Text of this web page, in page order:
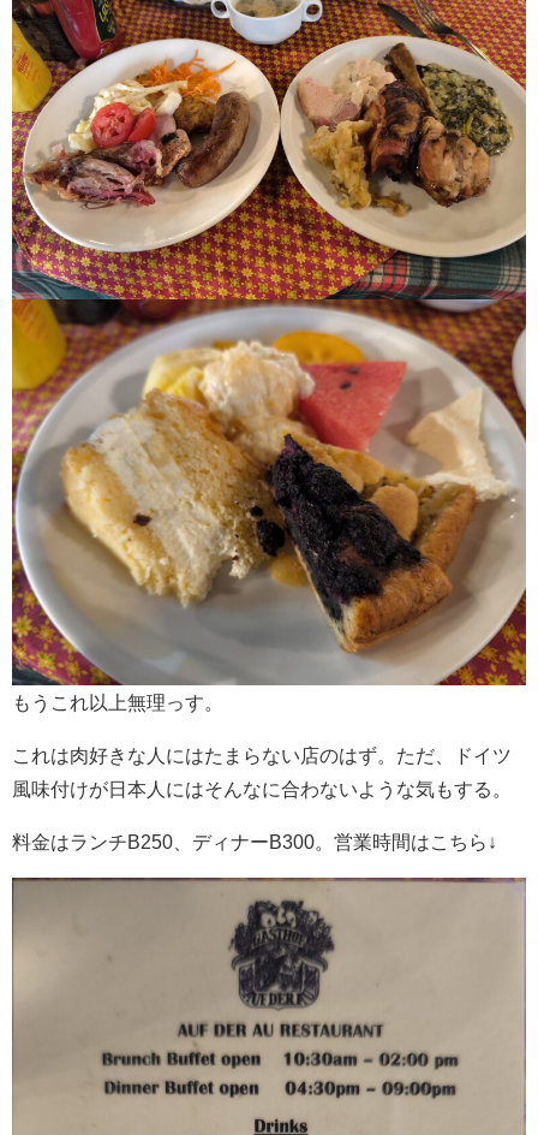
もうこれ以上無理っす。
これは肉好きな人にはたまらない店のはず。ただ、ドイツ
風味付けが日本人にはそんなに合わないような気もする。
料金はランチB250、ディナーB300。営業時間はこちら↓